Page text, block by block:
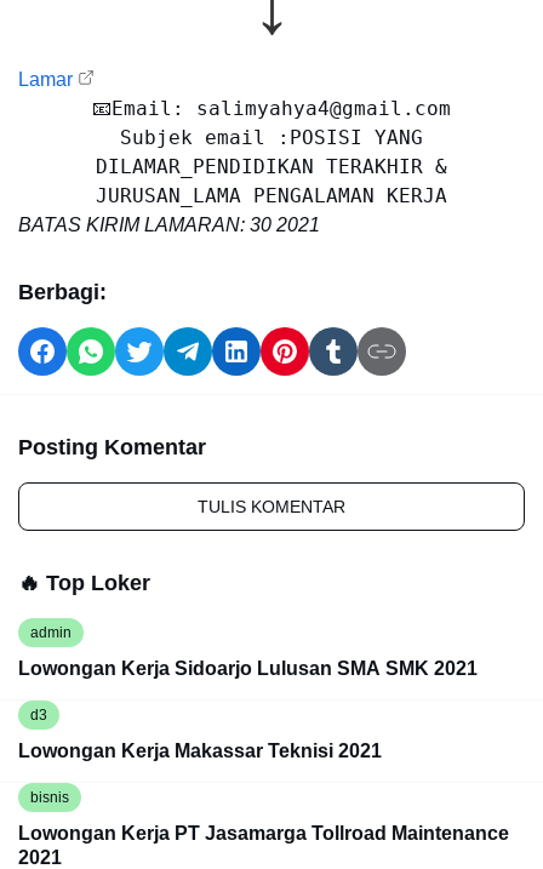
Lamar
📧Email: salimyahya4@gmail.com
Subjek email :POSISI YANG
DILAMAR_PENDIDIKAN TERAKHIR &
JURUSAN_LAMA PENGALAMAN KERJA
BATAS KIRIM LAMARAN: 30 2021
Berbagi:
Posting Komentar
TULIS KOMENTAR
🔥 Top Loker
admin
Lowongan Kerja Sidoarjo Lulusan SMA SMK 2021
d3
Lowongan Kerja Makassar Teknisi 2021
bisnis
Lowongan Kerja PT Jasamarga Tollroad Maintenance
2021